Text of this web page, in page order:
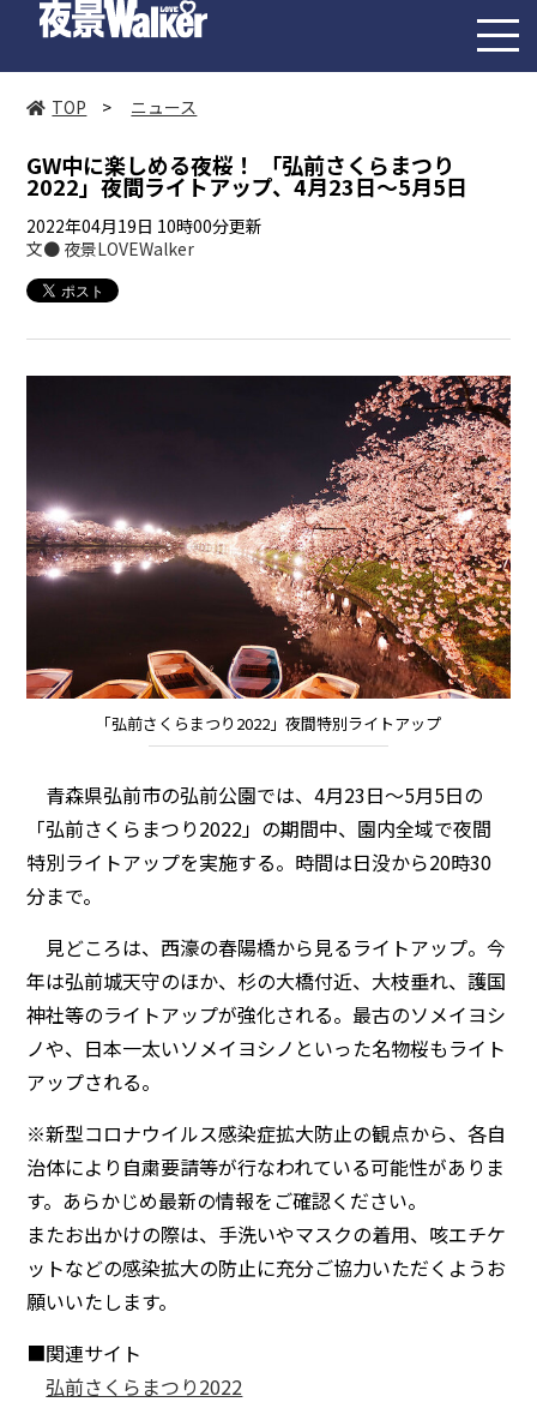
TOP > ニュース
GW中に楽しめる夜桜！ 「弘前さくらまつり
2022」夜間ライトアップ、4月23日～5月5日
2022年04月19日 10時00分更新
文● 夜景LOVEWalker
「弘前さくらまつり2022」夜間特別ライトアップ
青森県弘前市の弘前公園では、4月23日～5月5日の
「弘前さくらまつり2022」の期間中、園内全域で夜間
特別ライトアップを実施する。時間は日没から20時30
分まで。
見どころは、西濠の春陽橋から見るライトアップ。今
年は弘前城天守のほか、杉の大橋付近、大枝垂れ、護国
神社等のライトアップが強化される。最古のソメイヨシ
ノや、日本一太いソメイヨシノといった名物桜もライト
アップされる。
※新型コロナウイルス感染症拡大防止の観点から、各自
治体により自粛要請等が行なわれている可能性がありま
す。あらかじめ最新の情報をご確認ください。
またお出かけの際は、手洗いやマスクの着用、咳エチケ
ットなどの感染拡大の防止に充分ご協力いただくようお
願いいたします。
■関連サイト
弘前さくらまつり2022